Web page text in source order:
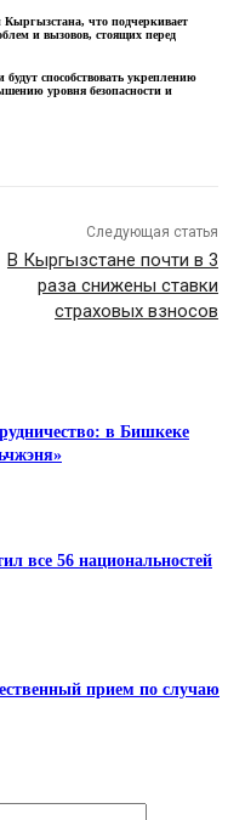
Кыргызстана, что подчеркивает
и вызовов, стоящих перед
способствовать укреплению
уровня безопасности и
Следующая статья
В Кыргызстане почти в 3
раза снижены ставки
страховых взносов
в Бишкеке
все 56 национальностей
прием по случаю